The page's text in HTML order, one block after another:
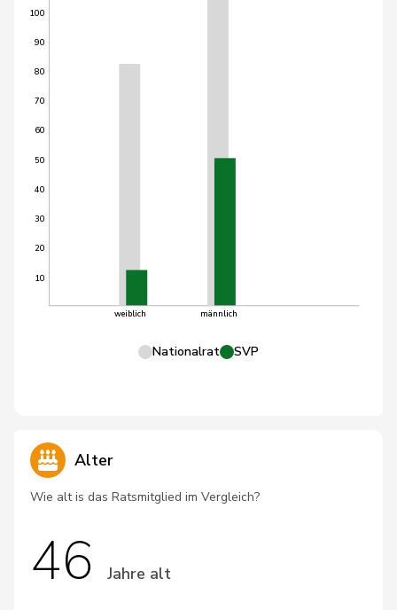
10
20
30
40
50
60
70
80
90
100
weiblich männlich
Nationalrat SVP
Alter
Wie alt is das Ratsmitglied im Vergleich?
46 Jahre alt